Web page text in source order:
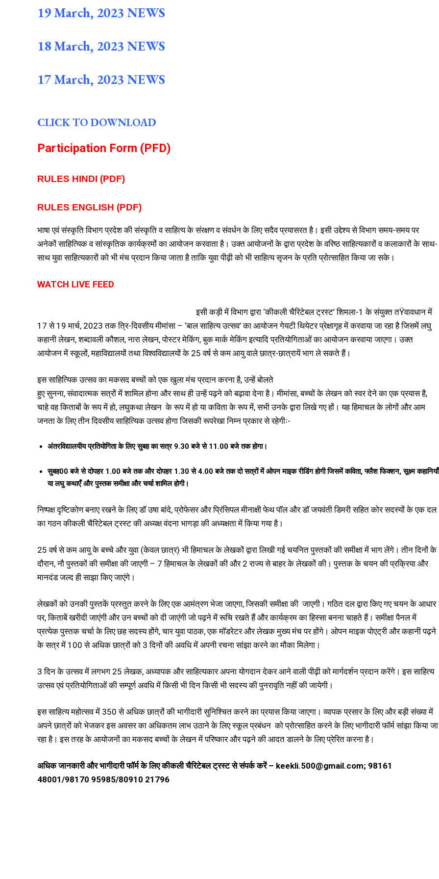
19 March, 2023 NEWS
18 March, 2023 NEWS
17 March, 2023 NEWS
CLICK TO DOWNLOAD
Participation Form (PFD)
RULES HINDI (PDF)
RULES ENGLISH (PDF)
भाषा एवं संस्कृति विभाग प्रदेश की संस्कृति व साहित्य के संरक्षण व संवर्धन के लिए सदैव प्रयासरत है। इसी उद्देश्य से विभाग समय-समय पर
अनेकों साहित्यिक व सांस्कृतिक कार्यक्रमों का आयोजन करवाता है। उक्त आयोजनों के द्वारा प्रदेश के वरिष्ठ साहित्यकारों व कलाकारों के साथ-
साथ युवा साहित्यकारों को भी मंच प्रदान किया जाता है ताकि युवा पीढ़ी को भी साहित्य सृजन के प्रति प्रोत्साहित किया जा सके।
WATCH LIVE FEED
इसी कड़ी में विभाग द्वारा ‘कीकली चैरिटेबल ट्रस्ट’ शिमला-1 के संयुक्त तŸवावधान में
17 से 19 मार्च, 2023 तक त्रि-दिवसीय मीमांसा – ‘बाल साहित्य उत्सव’ का आयोजन गेयटी थियेटर प्रेक्षागृह में करवाया जा रहा है जिसमें लघु
कहानी लेखन, शब्दावली कौशल, नारा लेखन, पोस्टर मेकिंग, बुक मार्क मेकिंग इत्यादि प्रतियोगिताओं का आयोजन करवाया जाएगा। उक्त
आयोजन में स्कूलों, महाविद्यालयों तथा विश्वविद्यालयों के 25 वर्ष से कम आयु वाले छात्र-छात्रायें भाग ले सकते हैं।
इस साहित्यिक उत्सव का मकसद बच्चों को एक खुला मंच प्रदान करना है, उन्हें बोलते
हुए सुनना, संवादात्मक सत्रों में शामिल होना और साथ ही उन्हें पढ़ने को बढ़ावा देना है। मीमांसा, बच्चों के लेखन को स्वर देने का एक प्रयास है,
चाहे वह किताबों के रूप में हो, लघुकथा लेखन के रूप में हो या कविता के रूप में, सभी उनके द्वारा लिखे गए हों। यह हिमाचल के लोगों और आम
जनता के लिए तीन दिवसीय साहित्यिक उत्सव होगा जिसकी रूपरेखा निम्न प्रकार से रहेगीः-
अंतरविद्यालयीय प्रतियोगिता के लिए सुबह का सत्र 9.30बजे से11.00बजे तक होगा।
सुबह00बजे से दोपहर1.00बजे तक और दोपहर1.30से4.00बजे तक दो सत्रों में ओपन माइक रीडिंग होगी जिसमें कविता,फ्लैश फिक्शन,सूक्ष्म कहानियाँ
या लघु कथाएँ और पुस्तक समीक्षा और चर्चा शामिल होगी।
निष्पक्ष दृष्टिकोण बनाए रखने के लिए डॉ उषा बांदे, प्रोफेसर और प्रिंसिपल मीनाक्षी फेथ पॉल और डॉ जयवंती डिमरी सहित कोर सदस्यों के एक दल
का गठन कीकली चैरिटेबल ट्रस्ट की अध्यक्ष वंदना भागड़ा की अध्यक्षता में किया गया है।
25 वर्ष से कम आयु के बच्चे और युवा (केवल छात्र) भी हिमाचल के लेखकों द्वारा लिखी गई चयनित पुस्तकों की समीक्षा में भाग लेंगे। तीन दिनों के
दौरान, नौ पुस्तकों की समीक्षा की जाएगी – 7 हिमाचल के लेखकों की और 2 राज्य से बाहर के लेखकों की। पुस्तक के चयन की प्रक्रिया और
मानदंड जल्द ही साझा किए जाएंगे।
लेखकों को उनकी पुस्तकें प्रस्तुत करने के लिए एक आमंत्रण भेजा जाएगा, जिसकी समीक्षा की जाएगी। गठित दल द्वारा किए गए चयन के आधार
पर, किताबें खरीदी जाएंगी और उन बच्चों को दी जाएंगी जो पढ़ने में रूचि रखते हैं और कार्यक्रम का हिस्सा बनना चाहते हैं। समीक्षा पैनल में
प्रत्येक पुस्तक चर्चा के लिए छह सदस्य होंगे, चार युवा पाठक, एक मॉडरेटर और लेखक मुख्य मंच पर होंगे। ओपन माइक पोएट्री और कहानी पढ़ने
के सत्र में 100 से अधिक छात्रों को 3 दिनों की अवधि में अपनी रचना सांझा करने का मौका मिलेगा।
3 दिन के उत्सव में लगभग 25 लेखक, अध्यापक और साहित्यकार अपना योगदान देकर आने वाली पीढ़ी को मार्गदर्शन प्रदान करेंगे। इस साहित्य
उत्सव एवं प्रतियोगिताओं की सम्पूर्ण अवधि में किसी भी दिन किसी भी सदस्य की पुनरावृति नहीं की जायेगी।
इस साहित्य महोत्सव में 350 से अधिक छात्रों की भागीदारी सुनिश्चित करने का प्रयास किया जाएगा। व्यापक प्रसार के लिए और बड़ी संख्या में
अपने छात्रों को भेजकर इस अवसर का अधिकतम लाभ उठाने के लिए स्कूल प्रबंधन को प्रोत्साहित करने के लिए भागीदारी फॉर्म सांझा किया जा
रहा है। इस तरह के आयोजनों का मकसद बच्चों के लेखन में परिष्कार और पढ़ने की आदत डालने के लिए प्रेरित करना है।
अधिक जानकारी और भागीदारी फॉर्म के लिए कीकली चैरिटेबल ट्रस्ट से संपर्क करें– keekli.500@gmail.com; 98161
48001/98170 95985/80910 21796